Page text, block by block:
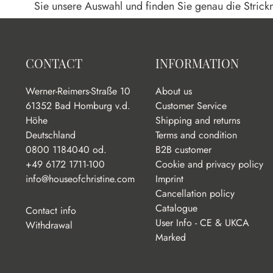
Sie unsere Auswahl und finden Sie genau die
CONTACT
Werner-Reimers-Straße 10
61352 Bad Homburg v.d.
Höhe
Deutschland
0800 1184040 od.
+49 6172 1711-100
info@houseofchristine.com
Contact info
Withdrawal
INFORMATION
About us
Customer Service
Shipping and returns
Terms and condition
B2B customer
Cookie and privacy policy
Imprint
Cancellation policy
Catalogue
User Info - CE & UKCA
Marked